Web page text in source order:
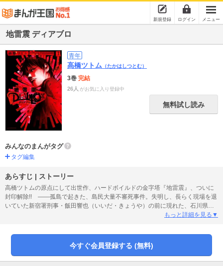
新規登録 ログイン メニュー
地雷震 ディアブロ
青年
高橋ツトム （たかはしつとむ）
3巻 完結
26人 がお気に入り登録中
無料試し読み
みんなのまんがタグ
タグ編集
あらすじ | ストーリー
高橋ツトムの原点にして出世作、ハードボイルドの金字塔『地雷震』、ついに
封印解除!! ――孤島で起きた、島民大量不審死事件。失明し、長らく現場を退
いていた新宿署刑事・飯田響也（いいだ・きょうや）の前に現れた、石川県警
刑事・木暮（こぐれ）は、飯田に捜査協力を持ちかける。――己の角膜と、引
もっと詳細を見る▼
今すぐ会員登録する (無料)